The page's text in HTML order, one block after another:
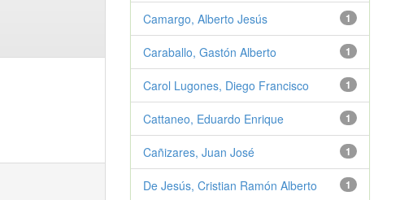
1
Camargo, Alberto Jesús
1
Caraballo, Gastón Alberto
1
Carol Lugones, Diego Francisco
1
Cattaneo, Eduardo Enrique
1
Cañizares, Juan José
1
De Jesús, Cristian Ramón Alberto